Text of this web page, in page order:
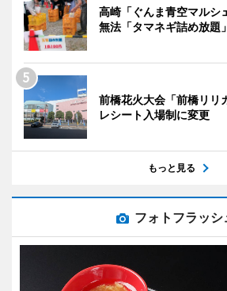
高崎「ぐんま青空マル
無法「タマネギ詰め放題
前橋花火大会「前橋リ
レシート入場制に変更
もっと見る
フォトフラッシ